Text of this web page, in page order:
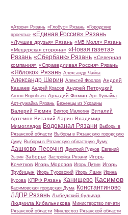
«Атрон» Рязань «Глобус» Рязань «Городские
проекты» «Единая Россия» Рязань
«Лучшие друзья» Рязань «М5 Молл» Рязань
«Мещерская сторона» «Новая газета»
Рязань «Сбербанк» Рязань «Северная
компания» «Справедливая Россия» Рязань
«Яблоко» Рязань Александр Чайка
Александр Шерин Алексей Фролов Андрей
Кашаев Андрей Красов Андрей Петруцкий
Антон Воробьев Аркадий Фомин Арт-Лужайка
Арт-лужайка Рязань Беженцы из Украины
Валерий Рюмин Виктор Малюгин Виталий
Артемов Виталий Ларин Владимир
Мимоглядов Водоканал Рязани Выборы в
Рязанской области Выборы в Рязанскую городскую
Думу Выборы в Рязанскую областную Думу
Дашково-Песочня Дмитрий Гудков Евгений
Зызин Заборье Застройка Рязани Игорь
Кочетков Игорь Морозов Игорь Путин Игорь
Трубицын Игорь Туровский Игорь Яшин Ирина
Кусова КПРФ Рязань Канищево Касимов
Касимовская городская Дума Константиново
ЛДПР Рязань Лыбедский бульвар
Людмила Кибальникова Министерство печати
Рязанской области Минлесхоз Рязанской области